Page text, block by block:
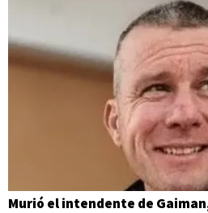
Murió el intendente de